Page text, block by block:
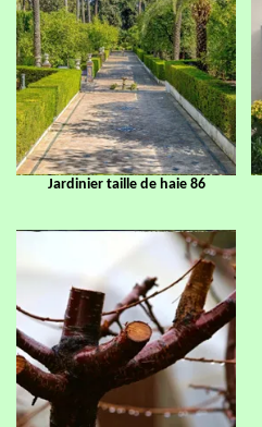
Jardinier taille de haie 86